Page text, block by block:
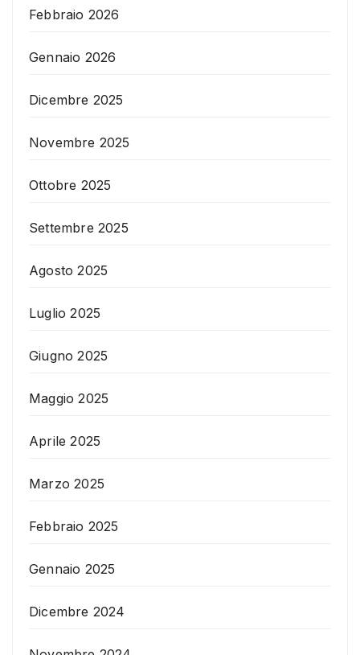
Febbraio 2026
Gennaio 2026
Dicembre 2025
Novembre 2025
Ottobre 2025
Settembre 2025
Agosto 2025
Luglio 2025
Giugno 2025
Maggio 2025
Aprile 2025
Marzo 2025
Febbraio 2025
Gennaio 2025
Dicembre 2024